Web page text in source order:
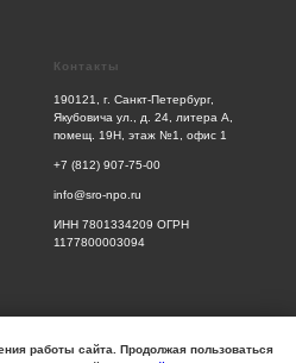
работы сайта. Продолжая пользоваться
Контакты
190121, г. Санкт-Петербург,
Якубовича ул., д. 24, литера А,
помещ. 19Н, этаж №1, офис 1
+7 (812) 907-75-00
info@sro-npo.ru
ИНН 7801334209 ОГРН
1177800003094